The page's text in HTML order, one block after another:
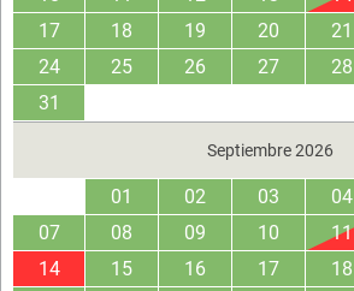
17
18 19 20 21
24
25 26 27 28
31
Septiembre 2026
01 02 03 04
07
08 09 10 11
14
15 16 17 18